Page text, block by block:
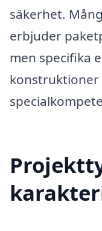
säkerhet.
erbjuder
men specifika
konstruktioner